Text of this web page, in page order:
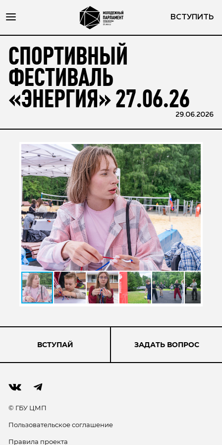
ВСТУПИТЬ
СПОРТИВНЫЙ
ФЕСТИВАЛЬ
«ЭНЕРГИЯ» 27.06.26
29.06.2026
ВСТУПАЙ ЗАДАТЬ ВОПРОС
© ГБУ ЦМП
Пользовательское соглашение
Правила проекта